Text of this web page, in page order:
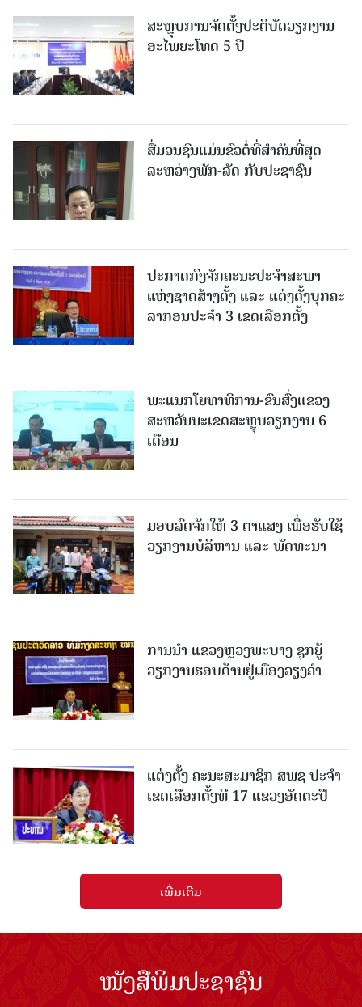
ສະຫຼຸບການຈັດຕັ້ງປະຕິບັດວຽກງານ
ອະໄພຍະໂທດ 5 ປີ
ສື່ມວນຊົນແມ່ນຂົວຕໍ່ທີ່ສໍາຄັນທີ່ສຸດ
ລະຫວ່າງພັກ-ລັດ ກັບປະຊາຊົນ
ປະກາດກົງຈັກຄະນະປະຈໍາສະພາ
ແຫ່ງຊາດສ້າງຕັ້ງ ແລະ ແຕ່ງຕັ້ງບຸກຄະ
ລາກອນປະຈໍາ 3 ເຂດເລືອກຕັ້ງ
ພະແນກໂຍທາທິການ-ຂົນສົ່ງແຂວງ
ສະຫວັນນະເຂດສະຫຼຸບວຽກງານ 6
ເດືອນ
ມອບລົດຈັກໃຫ້ 3 ຕາແສງ ເພື່ອຮັບໃຊ້
ວຽກງານບໍລິຫານ ແລະ ພັດທະນາ
ການນຳ ແຂວງຫຼວງພະບາງ ຊຸກຍູ້
ວຽກງານຮອບດ້ານຢູ່ເມືອງວຽງຄໍາ
ແຕ່ງຕັ້ງ ຄະນະສະມາຊິກ ສພຊ ປະຈຳ
ເຂດເລືອກຕັ້ງທີ 17 ແຂວງອັດຕະປື
ເພີ່ມເຕີມ
ໜັງສືພິມປະຊາຊົນ